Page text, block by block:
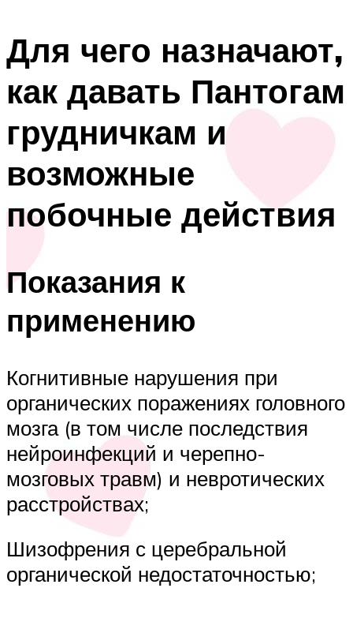
Для чего назначают,
как давать Пантогам
грудничкам и
возможные
побочные действия
Показания к
применению
Когнитивные нарушения при
органических поражениях головного
мозга (в том числе последствия
нейроинфекций и черепно-
мозговых травм) и невротических
расстройствах;
Шизофрения с церебральной
органической недостаточностью;